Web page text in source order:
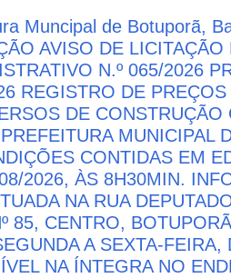
Muncipal de Botuporã,
AVISO DE LICITAÇÃO
N.º 065/2026
REGISTRO DE
DE CONSTRUÇÃO
MUNICIPAL
CONTIDAS EM
2026, ÀS 8H30MIN.
NA RUA
85, CENTRO,
A SEXTA-
NA ÍNTEGRA NO